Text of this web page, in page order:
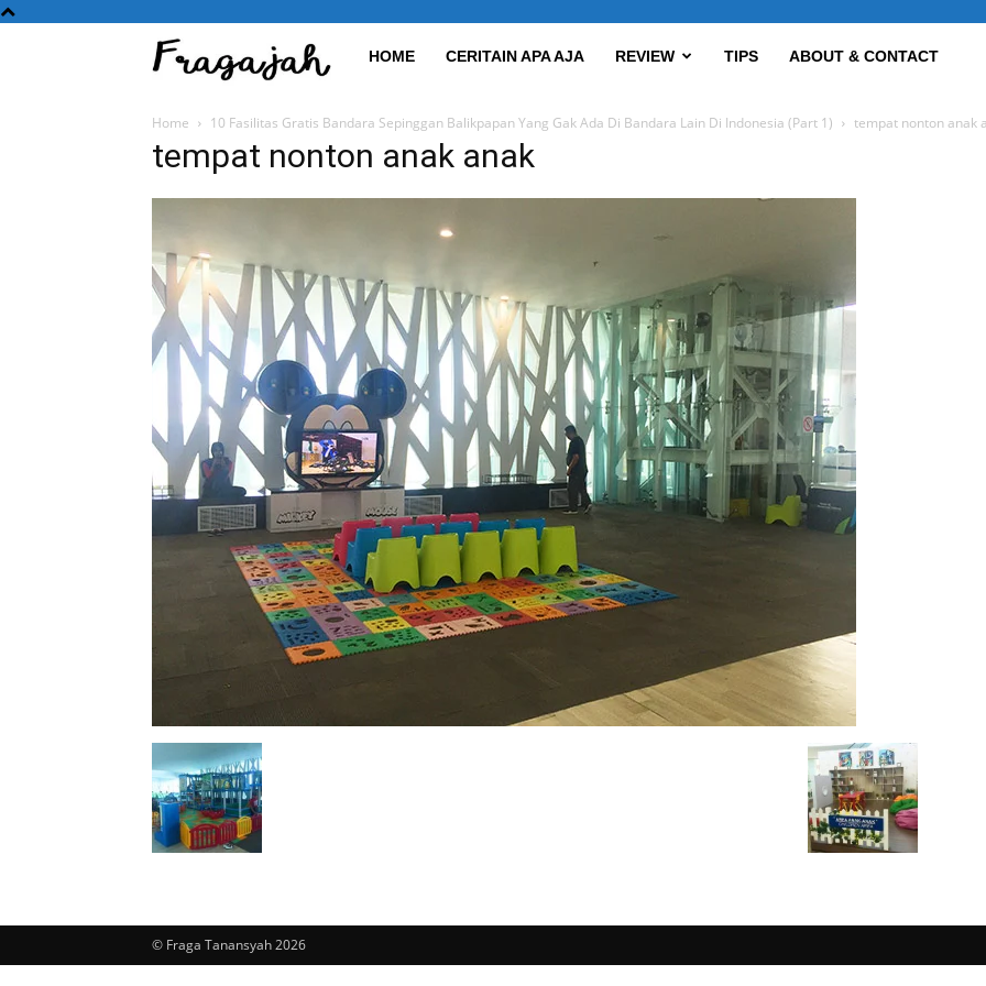
Fragajah
HOME CERITAIN APA AJA REVIEW TIPS ABOUT & CONTACT
Home 10 Fasilitas Gratis Bandara Sepinggan Balikpapan Yang Gak Ada Di Bandara Lain Di Indonesia (Part 1) tempat nonton anak
tempat nonton anak anak
© Fraga Tanansyah 2026